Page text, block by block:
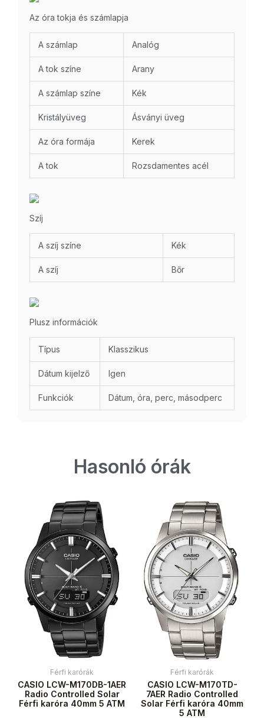
Az óra tokja és számlapja
A számlap Analóg
A tok színe Arany
A számlap színe Kék
Kristályüveg Ásványi üveg
Az óra formája Kerek
A tok Rozsdamentes acél
Szíj
A szíj színe Kék
A szíj Bőr
Plusz információk
Típus Klasszikus
Dátum kijelző Igen
Funkciók Dátum, óra, perc, másodperc
Hasonló órák
Férfi karórák
CASIO LCW-M170DB-1AER
Radio Controlled Solar
Férfi karóra 40mm 5 ATM
Férfi karórák
CASIO LCW-M170TD-
7AER Radio Controlled
Solar Férfi karóra 40mm
5 ATM